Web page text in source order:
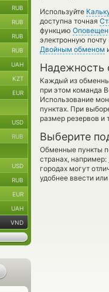
Используйте
доступна точная
функцию
электронную
Двойным обменом
Надежность
Каждый из
при этом команда
Использование
пунктах. При
размер резервов и
Выберите
Обменные пункты
странах, например:
городах могут
удобнее ввести
RUB
RUB
RUB
RUB
UAH
KZT
EUR
USD
RUB
USD
RUB
EUR
UAH
VND